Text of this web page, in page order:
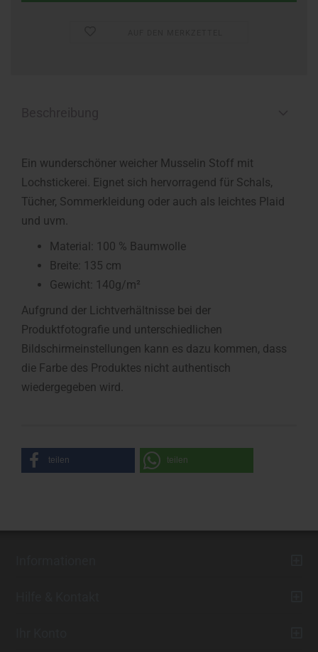
Ein wunderschöner weicher Musselin Stoff mit
Lochstickerei. Eignet sich hervorragend für Schals,
Tücher, Sommerkleidung oder auch als leichtes Plaid
und uvm.
Material: 100 % Baumwolle
Breite: 135 cm
Gewicht: 140g/m²
Aufgrund der Lichtverhältnisse bei der
Produktfotografie und unterschiedlichen
Bildschirmeinstellungen kann es dazu kommen, dass
die Farbe des Produktes nicht authentisch
wiedergegeben wird.
teilen teilen